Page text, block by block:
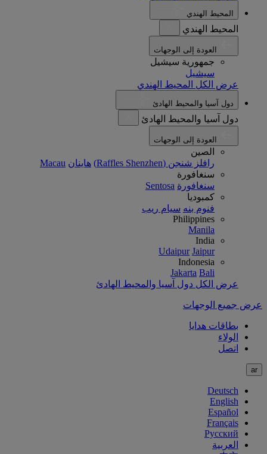
المحيط الهندي
المحيط الهندي
جمهورية سيشيل
سيشيل
عرض الكل المحيط الهندي
دول آسيا والمحيط الهادئ
دول آسيا والمحيط الهادئ
الصين
رافلز شنجن (Raffles Shenzhen)
هاينان Macau
سنغافورة
سنغافورة Sentosa
كمبوديا
فنوم بنه سيام ريب
Philippines
Manila
India
Udaipur Jaipur
Indonesia
Jakarta Bali
عرض الكل دول آسيا والمحيط الهادئ
عرض جميع الوجهات
بطاقات هدايا
الولاء
اتصل
ar
Deutsch
English
Español
Français
Русский
العربية